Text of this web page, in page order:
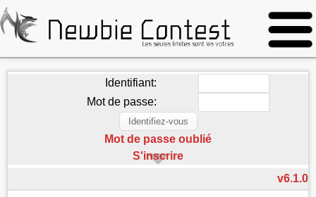
Identifiant:
Mot de passe:
Mot de passe oublié
S'inscrire
v6.1.0